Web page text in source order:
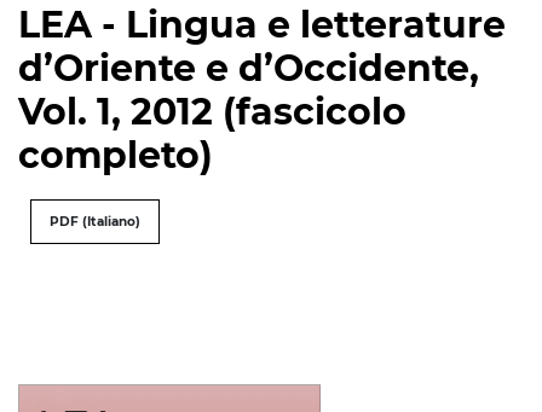
LEA - Lingua e letterature
d’Oriente e d’Occidente,
Vol. 1, 2012 (fascicolo
completo)
PDF (Italiano)